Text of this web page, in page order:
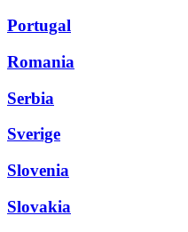
Portugal
Romania
Serbia
Sverige
Slovenia
Slovakia